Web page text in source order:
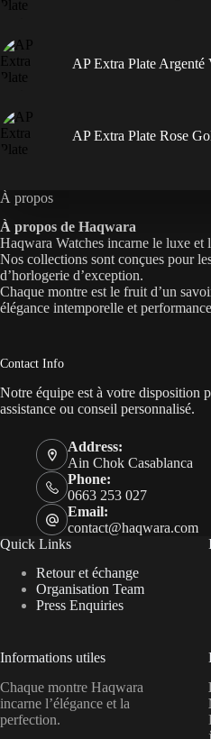
AP Extra Plate Argenté
AP Extra Plate Rose
À propos
À propos de Haqwara
Haqwara Watches incarne le luxe et
Nos collections sont conçues pour
d’horlogerie d’exception.
Chaque montre est le fruit d’un
élégance intemporelle et
Contact Info
Notre équipe est à votre disposition
assistance ou conseil personnalisé.
Address:
Ain Chok Casablanca
Phone:
0663 253 027
Email:
contact@haqwara.com
Quick Links
Retour et échange
Organisation Team
Press Enquiries
Informations utiles
Chaque montre Haqwara
incarne l’élégance et la
perfection.